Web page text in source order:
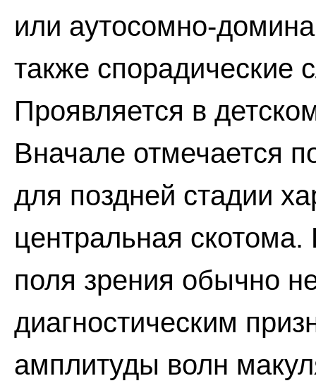
или аутосомно-
также спорадические
Проявляется в
Вначале отмечается
для поздней стадии
центральная
поля зрения обычно
диагностическим
амплитуды волн